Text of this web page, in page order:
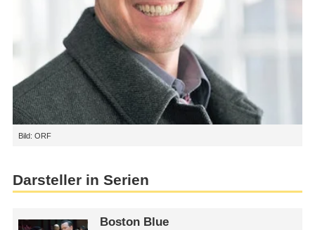
Bild: ORF
Darsteller in Serien
Boston Blue